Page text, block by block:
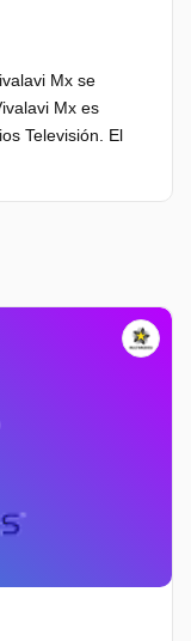
Mx se
Mx es
Televisión. El